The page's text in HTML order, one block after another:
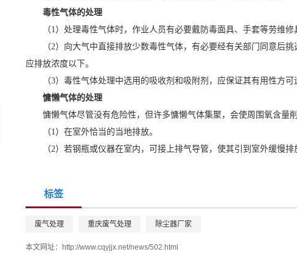
毒性气体的处理
（1）处理毒性气体时，作业人员有必要戴防毒面具、手套等劳维
（2）向大气中直接排放少数毒性气体，有必要经有关部门同意后
应排放浓度以下。
（3）毒性气体处理中选用的吸收剂和吸附剂，应保证其有用性方可
慵懒气体的处理
慵懒气体尽管没有危险性，但许多慵懒气体集聚，会使周围氧含量
（1）在室外恰当的当地排放。
（2）若钢瓶或仪器在室内，可接上排气导管，使其引到室外缓慢排
标签
废气处理 重庆废气处理 除尘器厂家
本文网址： http://www.cqyjjx.net/news/502.html